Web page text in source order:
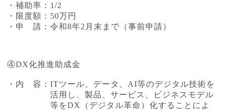
・補助率：1/2
・限度額：50万円
・申 請：令和8年2月末まで（事前申請）
④DX化推進助成金
・内 容：ITツール、データ、AI等のデジタル技術を
活用し、製品、サービス、ビジネスモデル
等をDX（デジタル革命）化することによ